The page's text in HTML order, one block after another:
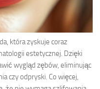
która zyskuje coraz
estetycznej. Dzięki
wygląd zębów, eliminując
czy odpryski. Co więcej,